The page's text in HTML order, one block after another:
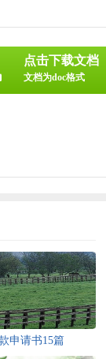
点击下载文档
文档为doc格式
申请书15篇